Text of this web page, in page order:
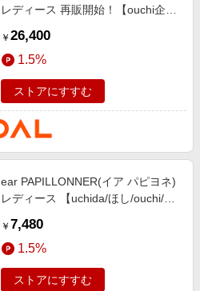
レディース 再販開始！【ouchi企
￥ 26,400
1.5%
ストアにすすむ
ear PAPILLONNER(イア パピヨネ)
レディース 【uchida/ほし/ouchi/や
シアーラグラン【SUM1 STYLE(ス
ミスタイル)】 ネイビー
￥ 7,480
1.5%
ストアにすすむ